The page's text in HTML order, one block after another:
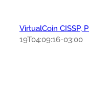
VirtualCoin CISSP,
19T04:09:16-03:00